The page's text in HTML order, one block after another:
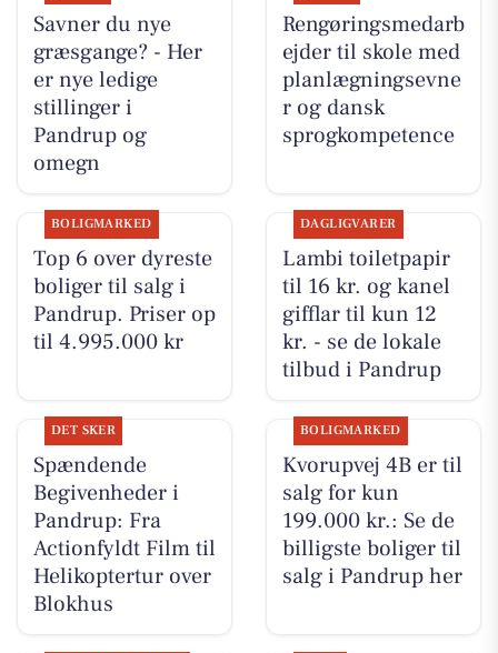
Savner du nye
græsgange? - Her
er nye ledige
stillinger i
Pandrup og
omegn
Rengøringsmedarb
ejder til skole med
planlægningsevne
r og dansk
sprogkompetence
BOLIGMARKED
Top 6 over dyreste
boliger til salg i
Pandrup. Priser op
til 4.995.000 kr
DAGLIGVARER
Lambi toiletpapir
til 16 kr. og kanel
gifflar til kun 12
kr. - se de lokale
tilbud i Pandrup
DET SKER
Spændende
Begivenheder i
Pandrup: Fra
Actionfyldt Film til
Helikoptertur over
Blokhus
BOLIGMARKED
Kvorupvej 4B er til
salg for kun
199.000 kr.: Se de
billigste boliger til
salg i Pandrup her